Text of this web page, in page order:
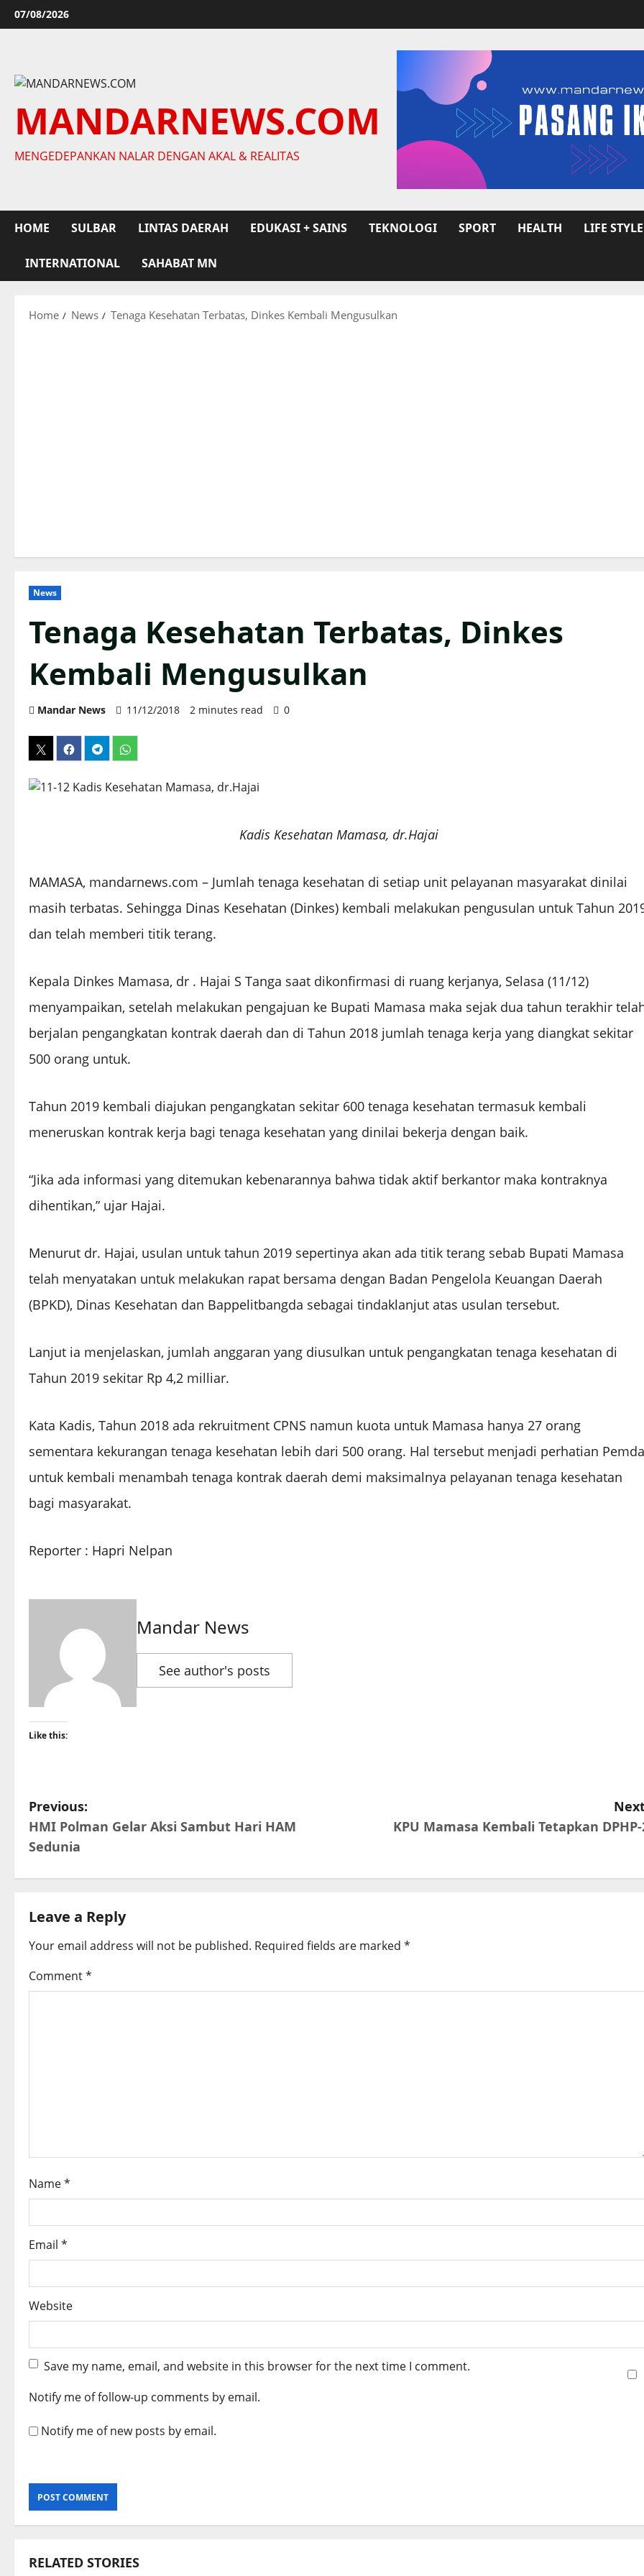
Skip
to
07/08/2026
MANDARNEWS.COM
MENGEDEPANKAN NALAR DENGAN AKAL & REALITAS
HOME SULBAR LINTAS DAERAH EDUKASI + SAINS TEKNOLOGI SPORT HEALTH LIFE STYLE
INTERNATIONAL SAHABAT MN
Home News Tenaga Kesehatan Terbatas, Dinkes Kembali Mengusulkan
News
Tenaga Kesehatan Terbatas, Dinkes
Kembali Mengusulkan
Mandar News 11/12/2018 2 minutes read 0
Kadis Kesehatan Mamasa, dr.Hajai
MAMASA, mandarnews.com – Jumlah tenaga kesehatan di setiap unit pelayanan masyarakat dinilai
masih terbatas. Sehingga Dinas Kesehatan (Dinkes) kembali melakukan pengusulan untuk Tahun
dan telah memberi titik terang.
Kepala Dinkes Mamasa, dr . Hajai S Tanga saat dikonfirmasi di ruang kerjanya, Selasa (11/12)
menyampaikan, setelah melakukan pengajuan ke Bupati Mamasa maka sejak dua tahun terakhir
berjalan pengangkatan kontrak daerah dan di Tahun 2018 jumlah tenaga kerja yang diangkat sekitar
500 orang untuk.
Tahun 2019 kembali diajukan pengangkatan sekitar 600 tenaga kesehatan termasuk kembali
meneruskan kontrak kerja bagi tenaga kesehatan yang dinilai bekerja dengan baik.
“Jika ada informasi yang ditemukan kebenarannya bahwa tidak aktif berkantor maka kontraknya
dihentikan,” ujar Hajai.
Menurut dr. Hajai, usulan untuk tahun 2019 sepertinya akan ada titik terang sebab Bupati Mamasa
telah menyatakan untuk melakukan rapat bersama dengan Badan Pengelola Keuangan Daerah
(BPKD), Dinas Kesehatan dan Bappelitbangda sebagai tindaklanjut atas usulan tersebut.
Lanjut ia menjelaskan, jumlah anggaran yang diusulkan untuk pengangkatan tenaga kesehatan di
Tahun 2019 sekitar Rp 4,2 milliar.
Kata Kadis, Tahun 2018 ada rekruitment CPNS namun kuota untuk Mamasa hanya 27 orang
sementara kekurangan tenaga kesehatan lebih dari 500 orang. Hal tersebut menjadi perhatian Pemda
untuk kembali menambah tenaga kontrak daerah demi maksimalnya pelayanan tenaga kesehatan
bagi masyarakat.
Reporter : Hapri Nelpan
Mandar News
See author's posts
Like this:
P
o
s
n
v
o
n
Previous:
HMI Polman Gelar Aksi Sambut Hari HAM
Sedunia
KPU Mamasa Kembali Tetapkan
Leave a Reply
Your email address will not be published. Required fields are marked *
Comment*
Name*
Email *
Website
Save my name, email, and website in this browser for the next time I comment.
Notify me of follow-up comments by email.
Notify me of new posts by email.
RELATED STORIES